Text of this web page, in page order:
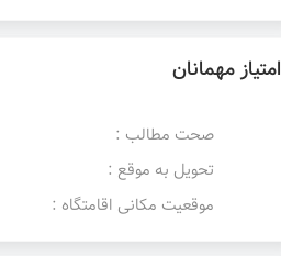
امتیاز مهمانان
صحت مطالب :
تحویل به موقع :
موقعیت مکانی اقامتگاه :